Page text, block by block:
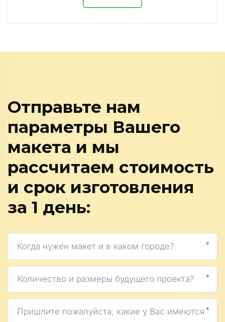
Отправьте нам
параметры Вашего
макета и мы
рассчитаем стоимость
и срок изготовления
за 1 день:
*
*
*